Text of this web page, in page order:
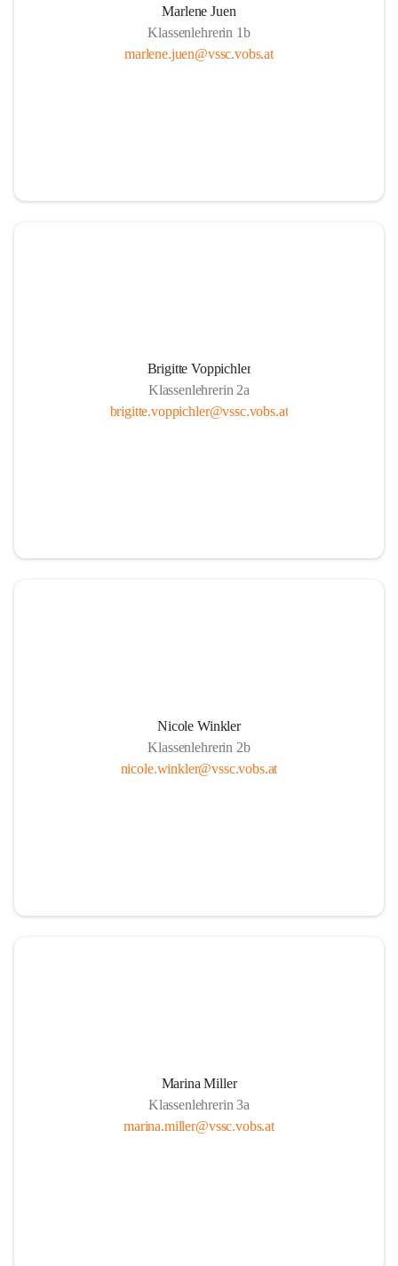
Marlene Juen
Klassenlehrerin 1b
marlene.juen@vssc.vobs.at
Brigitte Voppichler
Klassenlehrerin 2a
brigitte.voppichler@vssc.vobs.at
Nicole Winkler
Klassenlehrerin 2b
nicole.winkler@vssc.vobs.at
Marina Miller
Klassenlehrerin 3a
marina.miller@vssc.vobs.at